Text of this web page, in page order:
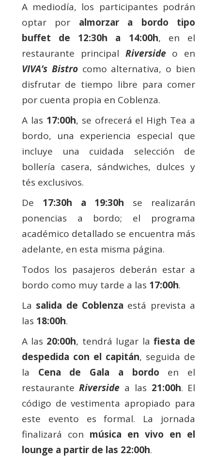
A mediodía, los participantes podrán
optar por almorzar a bordo tipo
buffet de 12:30h a 14:00h, en el
restaurante principal Riverside o en
VIVA’s Bistrocomo alternativa, o bien
disfrutar de tiempo libre para comer
por cuenta propia en Coblenza.
A las 17:00h, se ofrecerá el High Tea a
bordo, una experiencia especial que
incluye una cuidada selección de
bollería casera, sándwiches, dulces y
tés exclusivos.
De 17:30h a 19:30h se realizarán
ponencias a bordo; el programa
académico detallado se encuentra más
adelante, en esta misma página.
Todos los pasajeros deberán estar a
bordo como muy tarde a las 17:00h.
La salida de Coblenza está prevista a
las 18:00h.
A las 20:00h, tendrá lugar la fiesta de
despedida con el capitán, seguida de
la Cena de Gala a bordo en el
restauranteRiverside a las 21:00h. El
código de vestimenta apropiado para
este evento es formal. La jornada
finalizará con música en vivo en el
lounge a partir de las 22:00h.